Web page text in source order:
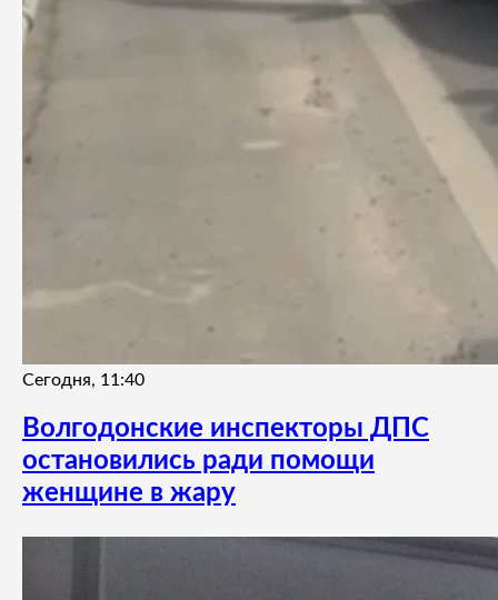
Сегодня, 11:40
Волгодонские инспекторы ДПС
остановились ради помощи
женщине в жару